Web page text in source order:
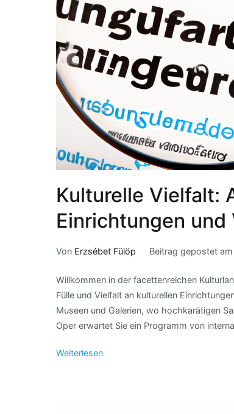
Kulturelle Vielfalt:
Einrichtungen
Von Erzsébet Fülöp Beitrag gepostet am
Willkommen in der facettenreichen
Fülle und Vielfalt an kulturellen
Museen und Galerien, wo hochkarätigen
Oper erwartet Sie ein Programm von
Weiterlesen